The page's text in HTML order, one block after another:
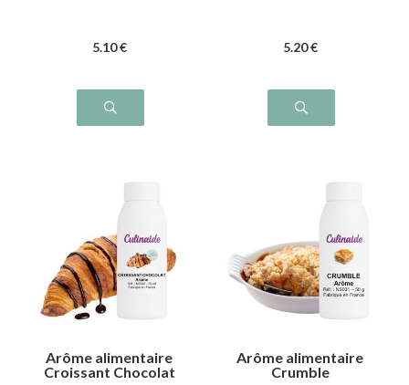
5.10 € 5.20 €
Arôme alimentaire
Croissant Chocolat
Arôme alimentaire
Crumble